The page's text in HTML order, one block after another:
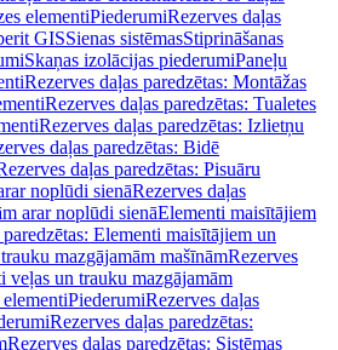
elementiPiederumiRezerves daļas
GISSienas sistēmasStiprināšanas
Skaņas izolācijas piederumiPaneļu
Rezerves daļas paredzētas: Montāžas
Rezerves daļas paredzētas: Tualetes
Rezerves daļas paredzētas: Izlietņu
daļas paredzētas: Bidē
daļas paredzētas: Pisuāru
noplūdi sienāRezerves daļas
arar noplūdi sienāElementi maisītājiem
Elementi maisītājiem un
mazgājamām mašīnāmRezerves
veļas un trauku mazgājamām
PiederumiRezerves daļas
Rezerves daļas paredzētas:
Rezerves daļas paredzētas: Sistēmas